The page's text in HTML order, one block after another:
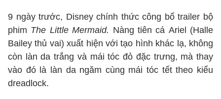
9 ngày trước, Disney chính thức công bố trailer bộ
phim The Little Mermaid. Nàng tiên cá Ariel (Halle
Bailey thủ vai) xuất hiện với tạo hình khác lạ, không
còn làn da trắng và mái tóc đỏ đặc trưng, mà thay
vào đó là làn da ngăm cùng mái tóc tết theo kiểu
dreadlock.